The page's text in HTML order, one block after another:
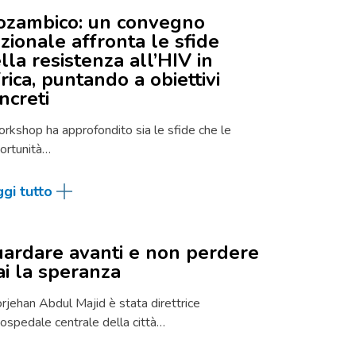
un convegno
affronta le sfide
resistenza all’HIV in
puntando a obiettivi
ha approfondito sia le sfide che le
tutto
avanti e non perdere
la speranza
Abdul Majid è stata direttrice
centrale della città…